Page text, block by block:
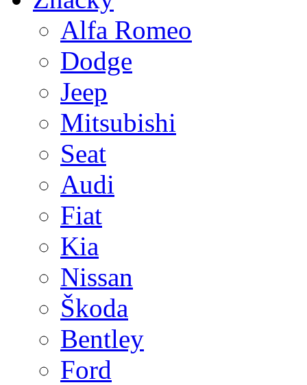
Alfa Romeo
Dodge
Jeep
Mitsubishi
Seat
Audi
Fiat
Kia
Nissan
Škoda
Bentley
Ford